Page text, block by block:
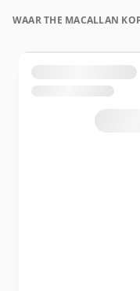
WAAR THE MACALLAN